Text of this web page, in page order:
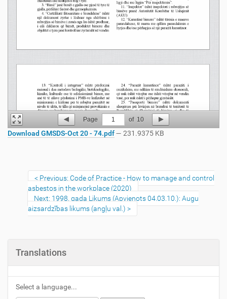
Page 1 of 10
Download GMSDS-Oct 20 - 74.pdf— 231.9375 KB
Previous: Code of Practice - How to manage and control
asbestos in the workplace (2020)
Next: 1998. gada Likums (Apvienots 04.03.10.): Augu
aizsardzības likums (angļu val.)
Translations
Select a language...